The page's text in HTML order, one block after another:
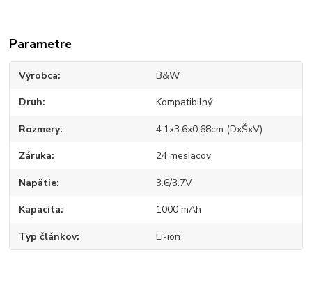
Parametre
Výrobca B&W
Druh Kompatibilný
Rozmery 4.1x3.6x0.68cm (DxŠxV)
Záruka 24 mesiacov
Napätie 3.6/3.7V
Kapacita 1000 mAh
Typ článkov Li-ion